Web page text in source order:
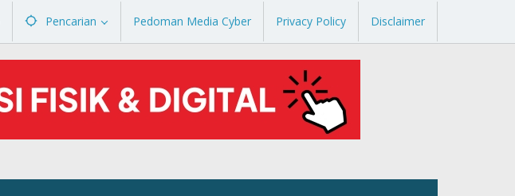
Pencarian Pedoman Media Cyber Privacy Policy Disclaimer